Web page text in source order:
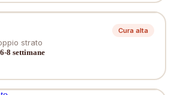
Cura alta
strato
8 settimane